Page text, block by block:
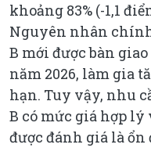
khoảng 83% (-1,1
Nguyên nhân
B mới được bàn
năm 2026, làm gia
hạn. Tuy vậy, nhu
B có mức giá hợp
được đánh giá là